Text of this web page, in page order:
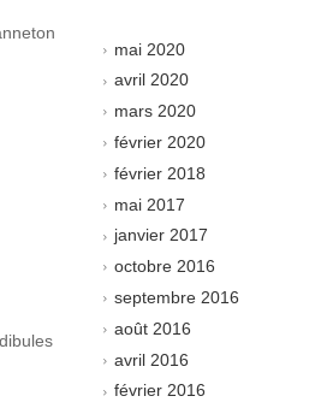
mai 2020
avril 2020
mars 2020
février 2020
février 2018
mai 2017
janvier 2017
octobre 2016
septembre 2016
août 2016
avril 2016
février 2016